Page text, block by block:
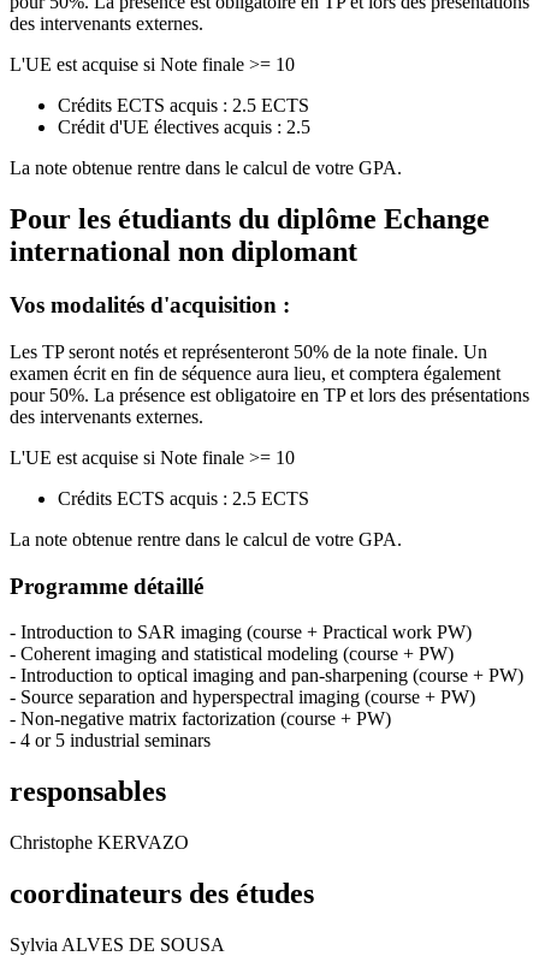
des intervenants externes.
L'UE est acquise si Note finale >= 10
Crédits ECTS acquis : 2.5 ECTS
Crédit d'UE électives acquis : 2.5
La note obtenue rentre dans le calcul de votre GPA.
Pour les étudiants du diplôme Echange
international non diplomant
Vos modalités d'acquisition :
Les TP seront notés et représenteront 50% de la note finale. Un
examen écrit en fin de séquence aura lieu, et comptera également
pour 50%. La présence est obligatoire en TP et lors des présentations
des intervenants externes.
L'UE est acquise si Note finale >= 10
Crédits ECTS acquis : 2.5 ECTS
La note obtenue rentre dans le calcul de votre GPA.
Programme détaillé
- Introduction to SAR imaging (course + Practical work PW)
- Coherent imaging and statistical modeling (course + PW)
- Introduction to optical imaging and pan-sharpening (course + PW)
- Source separation and hyperspectral imaging (course + PW)
- Non-negative matrix factorization (course + PW)
- 4 or 5 industrial seminars
responsables
Christophe KERVAZO
coordinateurs des études
Sylvia ALVES DE SOUSA